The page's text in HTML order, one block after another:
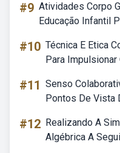
#9 Atividades Corpo
Educação Infantil
#10 Técnica E Etica
Para
#11 Senso
Pontos De Vista
#12 Realizando A
Algébrica A